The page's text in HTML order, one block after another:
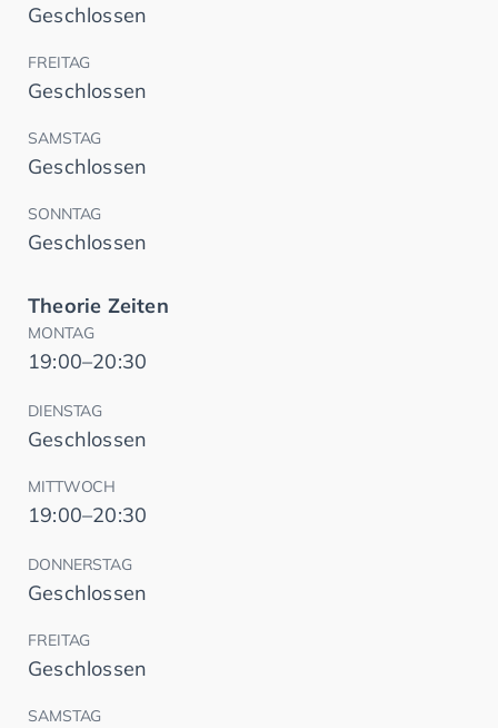
Geschlossen
FREITAG
Geschlossen
SAMSTAG
Geschlossen
SONNTAG
Geschlossen
Theorie Zeiten
MONTAG
19:00–20:30
DIENSTAG
Geschlossen
MITTWOCH
19:00–20:30
DONNERSTAG
Geschlossen
FREITAG
Geschlossen
SAMSTAG